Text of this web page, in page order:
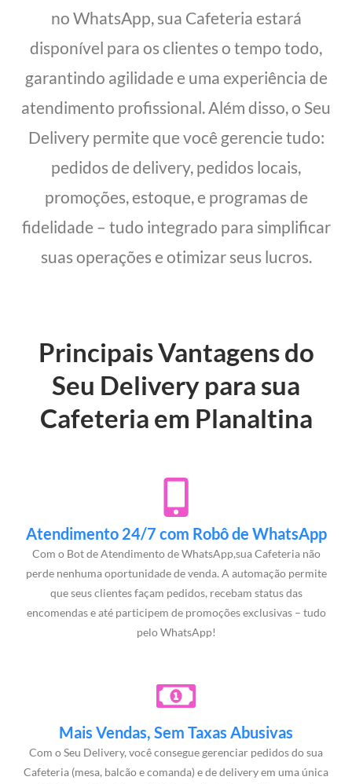
no WhatsApp, sua Cafeteria estará
disponível para os clientes o tempo todo,
garantindo agilidade e uma experiência de
atendimento profissional. Além disso, o Seu
Delivery permite que você gerencie tudo:
pedidos de delivery, pedidos locais,
promoções, estoque, e programas de
fidelidade – tudo integrado para simplificar
suas operações e otimizar seus lucros.
Principais Vantagens do
Seu Delivery para sua
Cafeteria em Planaltina
Atendimento 24/7 com Robô de WhatsApp
Com o Bot de Atendimento de WhatsApp,sua Cafeteria não
perde nenhuma oportunidade de venda. A automação permite
que seus clientes façam pedidos, recebam status das
encomendas e até participem de promoções exclusivas – tudo
pelo WhatsApp!
Mais Vendas, Sem Taxas Abusivas
Com o Seu Delivery, você consegue gerenciar pedidos do sua
Cafeteria (mesa, balcão e comanda) e de delivery em uma única